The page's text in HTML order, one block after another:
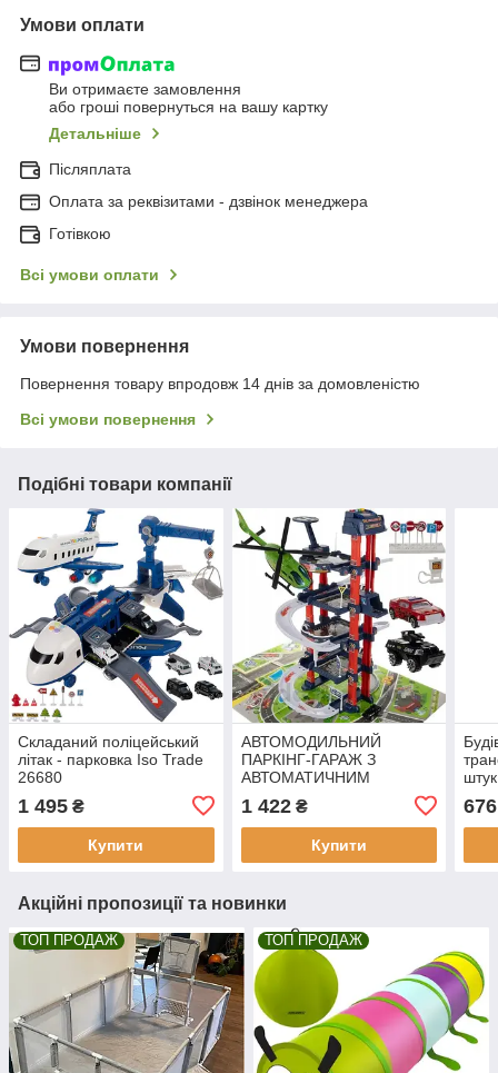
Умови оплати
Ви отримаєте замовлення
або гроші повернуться на вашу картку
Детальніше
Післяплата
Оплата за реквізитами - дзвінок менеджера
Готівкою
Всі умови оплати
Умови повернення
Повернення товару впродовж 14 днів за домовленістю
Всі умови повернення
Подібні товари компанії
Складаний поліцейський
літак - парковка Iso Trade
26680
1 495 ₴
Купити
АВТОМОДИЛЬНИЙ
ПАРКІНГ-ГАРАЖ З
АВТОМАТИЧНИМ
АВТОМОСЛЯМИ І
ВЕРТОЛІТОМ KRUZZEL
1 422₴
Купити
676
Акційні пропозиції та новинки
ТОП ПРОДАЖ ТОП ПРОДАЖ